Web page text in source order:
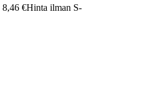
8,46 €Hinta ilman S-